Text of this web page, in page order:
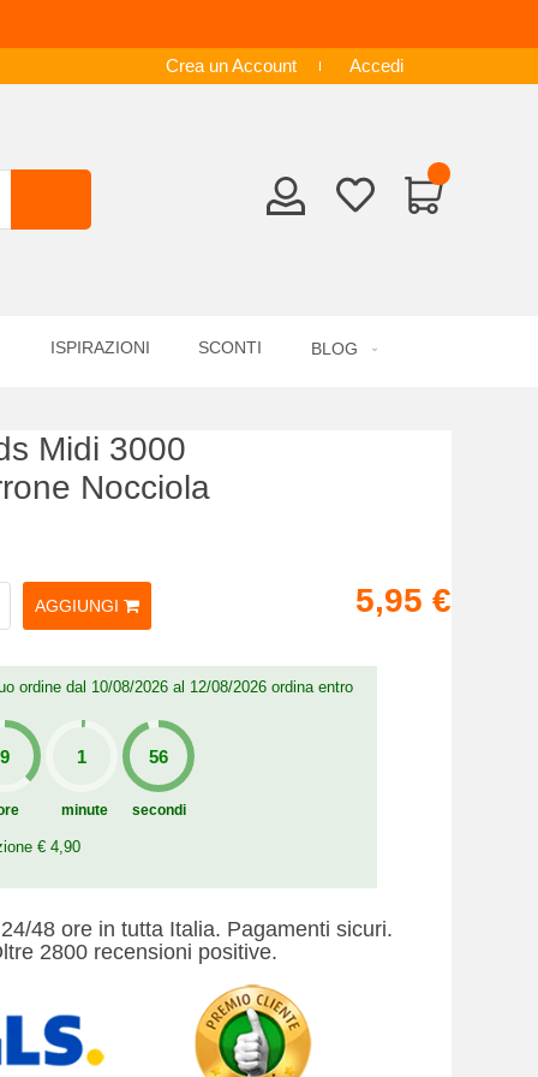
Crea un Account Accedi
ISPIRAZIONI SCONTI BLOG
Midi 3000
Nocciola
AGGIUNGI 5,95 €
ordine dal 10/08/2026 al 12/08/2026 ordina entro
minute secondi
€ 4,90
48 ore in tutta Italia. Pagamenti sicuri.
2800 recensioni positive.